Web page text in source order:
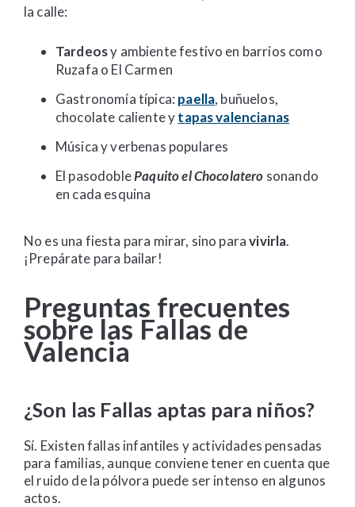
la calle:
Tardeosy ambiente festivo en barrios como
Ruzafa o El Carmen
Gastronomía típica: paella, buñuelos,
chocolate caliente ytapas valencianas
Música y verbenas populares
El pasodoblePaquito el Chocolatero sonando
en cada esquina
No es una fiesta para mirar, sino paravivirla.
¡Prepárate para bailar!
Preguntas frecuentes
sobre las Fallas de
Valencia
¿Son las Fallas aptas para niños?
Sí. Existen fallas infantiles y actividades pensadas
para familias, aunque conviene tener en cuenta que
el ruido de la pólvora puede ser intenso en algunos
actos.